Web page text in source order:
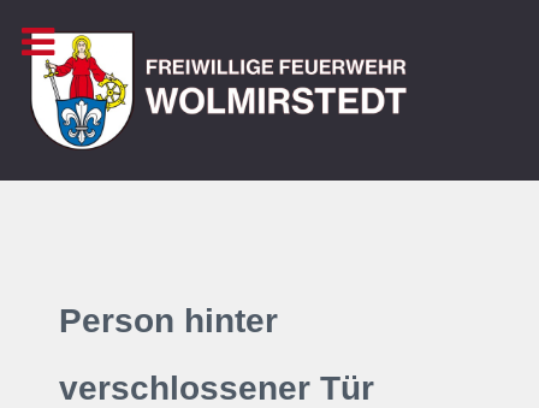
Person hinter
verschlossener Tür